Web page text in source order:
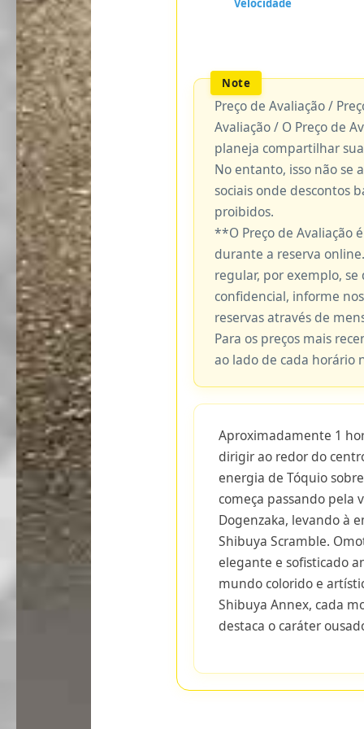
Preço de Avaliação /
Avaliação / O Preço de
planeja compartilhar
No entanto, isso não se
sociais onde descontos
proibidos.
**O Preço de Avaliação
durante a reserva
regular, por exemplo,
confidencial, informe
reservas através de
Para os preços mais
ao lado de cada horário
Aproximadamente 1
dirigir ao redor do
energia de Tóquio
começa passando
Dogenzaka, levando à
Shibuya Scramble.
elegante e sofisticado
mundo colorido e
Shibuya Annex, cada
destaca o caráter